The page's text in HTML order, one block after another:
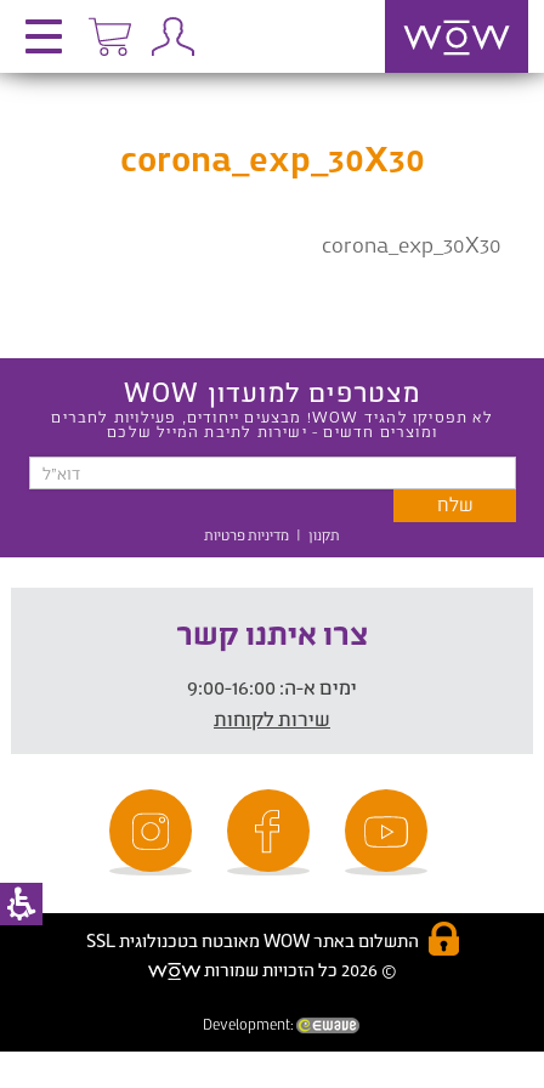
corona_exp_30X30
corona_exp_30X30
מצטרפים למועדון WOW
לא תפסיקו להגיד WOW! מבצעים ייחודים, פעילויות לחברים
ומוצרים חדשים - ישירות לתיבת המייל שלכם
תקנון | מדיניות פרטיות
צרו איתנו קשר
ימים א-ה:
שירות לקוחות
התשלום באתר WOW מאובטח בטכנולוגית SSL
© 2026 כל הזכויות שמורות
Development: